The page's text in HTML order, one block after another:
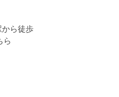
から徒歩
ら